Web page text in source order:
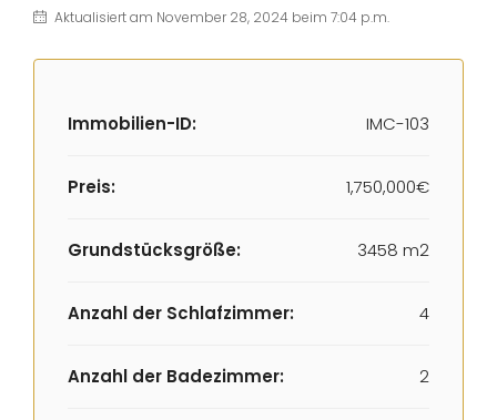
Aktualisiert am November 28, 2024 beim 7:04 p.m.
Immobilien-ID: IMC-103
Preis: 1,750,000€
Grundstücksgröße: 3458 m2
Anzahl der Schlafzimmer: 4
Anzahl der Badezimmer: 2